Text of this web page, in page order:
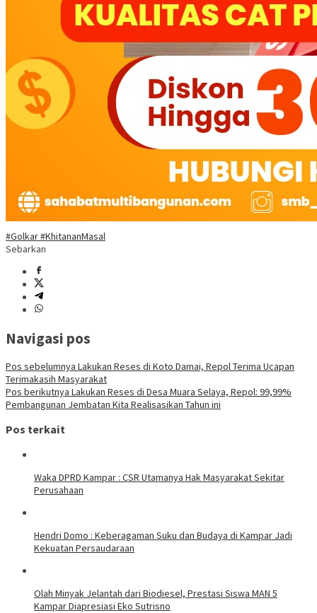
#Golkar #KhitananMasal
Sebarkan
Navigasi pos
Pos sebelumnya Lakukan Reses di Koto Damai, Repol Terima Ucapan
Terimakasih Masyarakat
Pos berikutnya Lakukan Reses di Desa Muara Selaya, Repol: 99,99%
Pembangunan Jembatan Kita Realisasikan Tahun ini
Pos terkait
Waka DPRD Kampar : CSR Utamanya Hak Masyarakat Sekitar
Perusahaan
Hendri Domo : Keberagaman Suku dan Budaya di Kampar Jadi
Kekuatan Persaudaraan
Olah Minyak Jelantah dari Biodiesel, Prestasi Siswa MAN 5
Kampar Diapresiasi Eko Sutrisno